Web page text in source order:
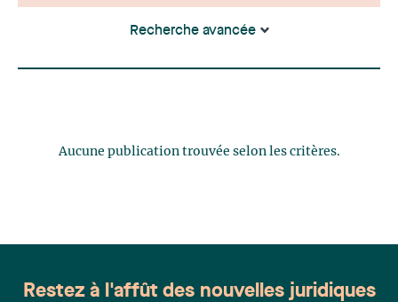
Recherche avancée
Aucune publication trouvée selon les critères.
Restez à l'affût des nouvelles juridiques